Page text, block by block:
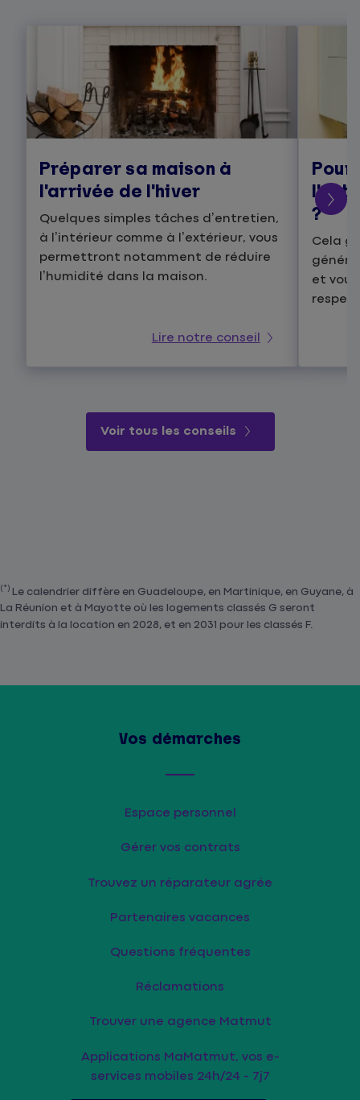
Préparer sa maison à
l'arrivée de l'hiver
Quelques simples tâches d’entretien,
à l’intérieur comme à l’extérieur, vous
permettront notamment de réduire
l’humidité dans la maison.
Lire notre conseil
?
Cela
et
Voir tous les conseils
(*) Le calendrier diffère en Guadeloupe, en Martinique, en Guyane, à
La Réunion et à Mayotte où les logements classés G seront
interdits à la location en 2028, et en 2031 pour les classés F.
Vos démarches
Espace personnel
Gérer vos contrats
Trouvez un réparateur agrée
Partenaires vacances
Questions fréquentes
Réclamations
Trouver une agence Matmut
Applications MaMatmut, vos e-
services mobiles 24h/24 - 7j7